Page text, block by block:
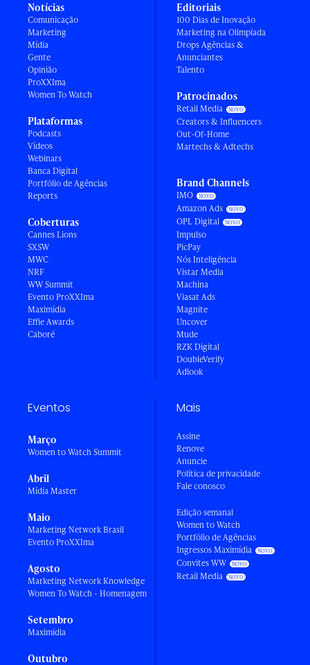
Notícias
Comunicação
Marketing
Mídia
Gente
Opinião
ProXXIma
Women To Watch
Plataformas
Podcasts
Vídeos
Webinars
Banca Digital
Portfólio de Agências
Reports
Coberturas
Cannes Lions
SXSW
MWC
NRF
WW Summit
Evento ProXXIma
Maximídia
Effie Awards
Caboré
Editoriais
100 Dias de Inovação
Marketing na Olimpíada
Drops Agências &
Anunciantes
Talento
Patrocinados
Retail Media
Creators & Influencers
Out-Of-Home
Martechs & Adtechs
Brand Channels
IMO
Amazon Ads
OPL Digital
Impulso
PicPay
Nós Inteligência
Vistar Media
Machina
Viasat Ads
Magnite
Uncover
Mude
RZK Digital
DoubleVerify
Adlook
Eventos
Março
Women to Watch Summit
Abril
Mídia Master
Maio
Marketing Network Brasil
Evento ProXXIma
Agosto
Marketing Network Knowledge
Women To Watch - Homenagem
Setembro
Maximídia
Outubro
Mais
Assine
Renove
Anuncie
Política de privacidade
Fale conosco
Edição semanal
Women to Watch
Portfólio de Agências
Ingressos Maximídia
Convites WW
Retail Media